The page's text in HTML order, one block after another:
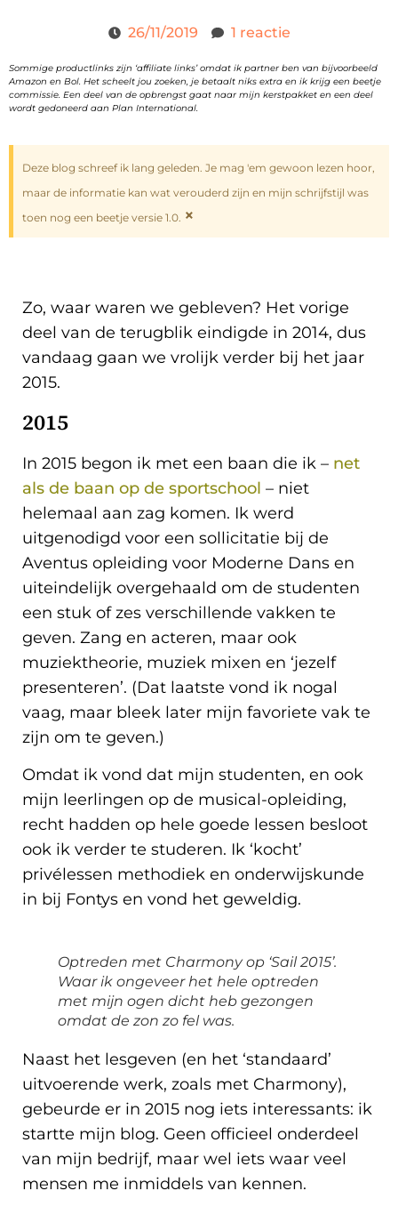
26/11/2019 1 reactie
Sommige productlinks zijn ‘affiliate links’ omdat ik partner ben van bijvoorbeeld
Amazon en Bol. Het scheelt jou zoeken, je betaalt niks extra en ik krijg een beetje
commissie. Een deel van de opbrengst gaat naar mijn kerstpakket en een deel
wordt gedoneerd aan Plan International.
Deze blog schreef ik lang geleden. Je mag 'em gewoon lezen hoor,
maar de informatie kan wat verouderd zijn en mijn schrijfstijl was
toen nog een beetje versie 1.0. ×
Zo, waar waren we gebleven? Het vorige
deel van de terugblik eindigde in 2014, dus
vandaag gaan we vrolijk verder bij het jaar
2015.
2015
In 2015 begon ik met een baan die ik – net
als de baan op de sportschool – niet
helemaal aan zag komen. Ik werd
uitgenodigd voor een sollicitatie bij de
Aventus opleiding voor Moderne Dans en
uiteindelijk overgehaald om de studenten
een stuk of zes verschillende vakken te
geven. Zang en acteren, maar ook
muziektheorie, muziek mixen en ‘jezelf
presenteren’. (Dat laatste vond ik nogal
vaag, maar bleek later mijn favoriete vak te
zijn om te geven.)
Omdat ik vond dat mijn studenten, en ook
mijn leerlingen op de musical-opleiding,
recht hadden op hele goede lessen besloot
ook ik verder te studeren. Ik ‘kocht’
privélessen methodiek en onderwijskunde
in bij Fontys en vond het geweldig.
Optreden met Charmony op ‘Sail 2015’.
Waar ik ongeveer het hele optreden
met mijn ogen dicht heb gezongen
omdat de zon zo fel was.
Naast het lesgeven (en het ‘standaard’
uitvoerende werk, zoals met Charmony),
gebeurde er in 2015 nog iets interessants: ik
startte mijn blog. Geen officieel onderdeel
van mijn bedrijf, maar wel iets waar veel
mensen me inmiddels van kennen.